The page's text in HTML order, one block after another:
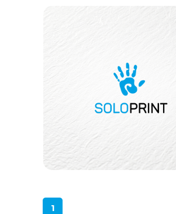
1